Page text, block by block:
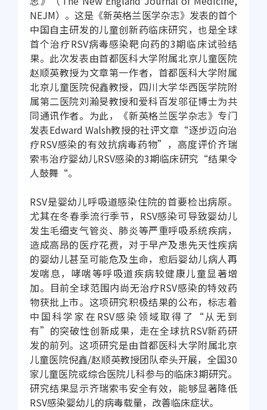
NEJM）。这是《新英格兰医学杂志》发表的首个
中国自主研发的儿童创新药临床研究，也是全球
首个治疗RSV病毒感染靶向药的3期临床试验结
果。此次发表由首都医科大学附属北京儿童医院
赵顺英教授为文章第一作者，首都医科大学附属
北京儿童医院倪鑫教授，四川大学华西医学院附
属第二医院刘瀚旻教授和爱科百发邬征博士为共
同通讯作者。为此，《新英格兰医学杂志》专门
发表Edward Walsh教授的社评文章“逐步迈向治
疗RSV感染的有效抗病毒药物”，高度评价齐瑞
索韦治疗婴幼儿RSV感染的3期临床研究“结果令
人鼓舞“。
RSV是婴幼儿呼吸道感染住院的首要检出病原。
尤其在冬春季流行季节，RSV感染可导致婴幼儿
发生毛细支气管炎、肺炎等严重呼吸系统疾病，
造成高昂的医疗花费，对于早产及患先天性疾病
的婴幼儿甚至可能危及生命，愈后婴幼儿病人再
发喘息，哮喘等呼吸道疾病较健康儿童显著增
加。目前全球范围内尚无治疗RSV感染的特效药
物获批上市。这项研究积极结果的公布，标志着
中国科学家在RSV感染领域取得了“从无到
有”的突破性创新成果，走在全球抗RSV新药研
发的前列。这项研究是由首都医科大学附属北京
儿童医院倪鑫/赵顺英教授团队牵头开展，全国30
家儿童医院或综合医院儿科参与的临床3期研究。
研究结果显示齐瑞索韦安全有效，能够显著降低
RSV感染婴幼儿的病毒载量，改善临床症状。